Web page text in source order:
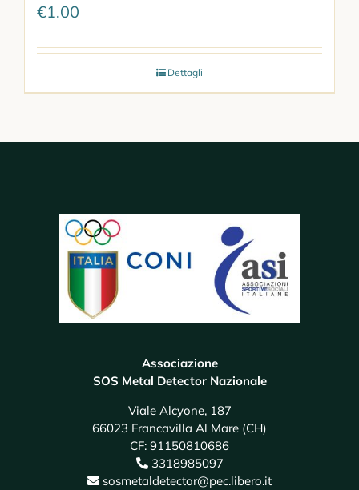
€1.00
Dettagli
Associazione
SOS Metal Detector Nazionale
Viale Alcyone, 187
66023 Francavilla Al Mare (CH)
CF: 91150810686
3318985097
sosmetaldetector@pec.libero.it